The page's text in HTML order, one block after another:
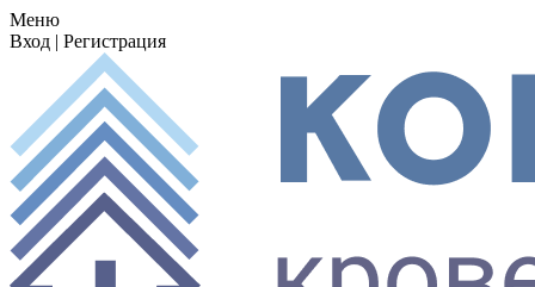
Меню
Вход | Регистрация